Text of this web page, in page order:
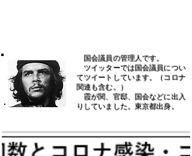
国会議員の管理人です。
​ ツイッターでは国会議員につい
てツイートしています。（コロナ
関連も含む。）
霞が関、官邸、国会などに出入
りしていました。東京都出身。